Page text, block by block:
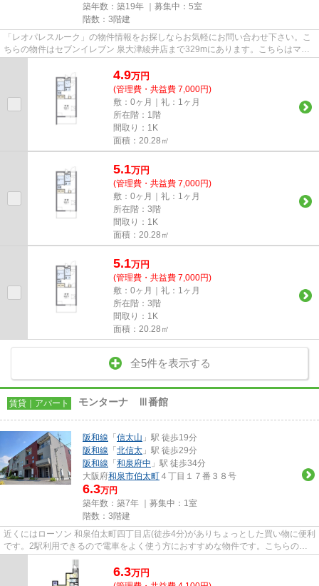
築年数：築19年 ｜募集中： 5室
階数：3階建
「レオパレスルーク」の物件情報をお探しならお気軽にお問い合わせ下さい。こ
ちらの物件はセブンイレブン 泉大津綾井店まで329mにあります。こちらはマン
4.9万円
(管理費・共益費 7,000円)
敷：0ヶ月｜礼：1ヶ月
所在階：1階
間取り：1K
面積：20.28㎡
5.1万円
(管理費・共益費 7,000円)
敷：0ヶ月｜礼：1ヶ月
所在階：3階
間取り：1K
面積：20.28㎡
5.1万円
(管理費・共益費 7,000円)
敷：0ヶ月｜礼：1ヶ月
所在階：3階
間取り：1K
面積：20.28㎡
全5件を表示する
賃貸｜アパート モンターナ Ⅲ番館
阪和線 「 信太山 」駅 徒歩19分
阪和線 「 北信太 」駅 徒歩29分
阪和線 「 和泉府中 」駅 徒歩34分
大阪府和泉市伯太町 ４丁目１７番３８号
6.3万円
築年数：築7年 ｜募集中： 1室
階数：3階建
近くにはローソン 和泉伯太町四丁目店(徒歩4分)がありちょっとした買い物に便利
です。2駅利用できるので電車をよく使う方におすすめな物件です。こちらの物
件はアパートです。利便性の...
6.3万円